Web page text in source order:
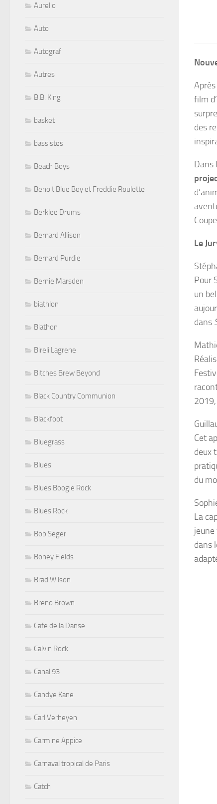
film
des
Dans
Le
Pour
un
dans
Cet
deux
du
La
jeune
dans
Aurelio
Auto
Autograf
Autres
B.B. King
basket
bassistes
Beach Boys
Benoit Blue Boy et Freddie Roulette
Berklee Drums
Bernard Allison
Bernard Purdie
Bernie Marsden
biathlon
Biathon
Bireli Lagrene
Bitches Brew Beyond
Black Country Communion
Blackfoot
Bluegrass
Blues
Blues Boogie Rock
Blues Rock
Bob Seger
Boney Fields
Brad Wilson
Breno Brown
Cafe de la Danse
Calvin Rock
Canal 93
Candye Kane
Carl Verheyen
Carmine Appice
Carnaval tropical de Paris
Catch